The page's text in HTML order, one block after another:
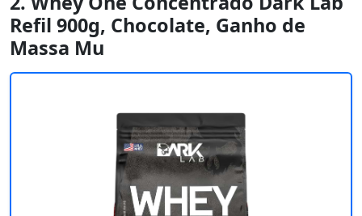
Refil 900g, Chocolate, Ganho de
Massa Mu